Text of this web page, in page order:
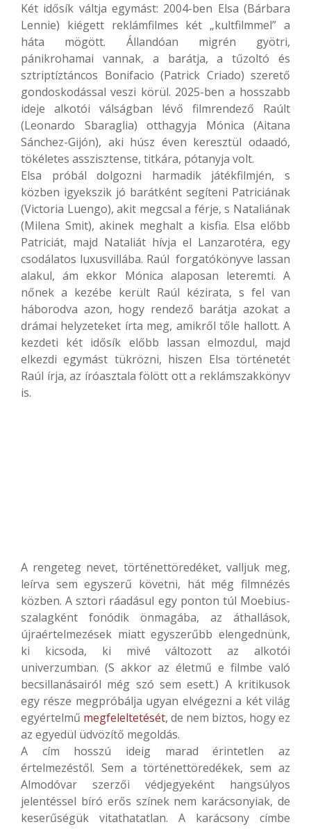
Két idősík váltja egymást: 2004-ben Elsa (Bárbara
Lennie) kiégett reklámfilmes két „kultfilmmel” a
háta mögött. Állandóan migrén gyötri,
pánikrohamai vannak, a barátja, a tűzoltó és
sztriptíztáncos Bonifacio (Patrick Criado) szerető
gondoskodással veszi körül. 2025-ben a hosszabb
ideje alkotói válságban lévő filmrendező Raúlt
(Leonardo Sbaraglia) otthagyja Mónica (Aitana
Sánchez-Gijón), aki húsz éven keresztül odaadó,
tökéletes asszisztense, titkára, pótanyja volt.
Elsa próbál dolgozni harmadik játékfilmjén, s
közben igyekszik jó barátként segíteni Patriciának
(Victoria Luengo), akit megcsal a férje, s Nataliának
(Milena Smit), akinek meghalt a kisfia. Elsa előbb
Patriciát, majd Nataliát hívja el Lanzarotéra, egy
csodálatos luxusvillába. Raúl forgatókönyve lassan
alakul, ám ekkor Mónica alaposan leteremti. A
nőnek a kezébe került Raúl kézirata, s fel van
háborodva azon, hogy rendező barátja azokat a
drámai helyzeteket írta meg, amikről tőle hallott. A
kezdeti két idősík előbb lassan elmozdul, majd
elkezdi egymást tükrözni, hiszen Elsa történetét
Raúl írja, az íróasztala fölött ott a reklámszakkönyv
is.
A rengeteg nevet, történettöredéket, valljuk meg,
leírva sem egyszerű követni, hát még filmnézés
közben. A sztori ráadásul egy ponton túl Moebius-
szalagként fonódik önmagába, az áthallások,
újraértelmezések miatt egyszerűbb elengednünk,
ki kicsoda, ki mivé változott az alkotói
univerzumban. (S akkor az életmű e filmbe való
becsillanásairól még szó sem esett.) A kritikusok
egy része megpróbálja ugyan elvégezni a két világ
egyértelmű megfeleltetését, de nem biztos, hogy ez
az egyedül üdvözítő megoldás.
A cím hosszú ideig marad érintetlen az
értelmezéstől. Sem a történettöredékek, sem az
Almodóvar szerzői védjegyeként hangsúlyos
jelentéssel bíró erős színek nem karácsonyiak, de
keserűségük vitathatatlan. A karácsony címbe